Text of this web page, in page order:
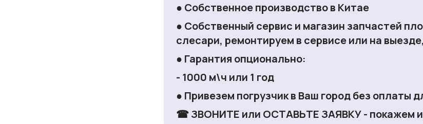
● Собственное производство в Китае
● Собственный сервис и магазин запчастей
слесари, ремонтируем в сервисе или на
● Гарантия опционально:
- 1000 м\ч или 1 год
● Привезем погрузчик в Ваш городбез оплаты
☎ЗВОНИТЕ или ОСТАВЬТЕ ЗАЯВКУ - покажем и